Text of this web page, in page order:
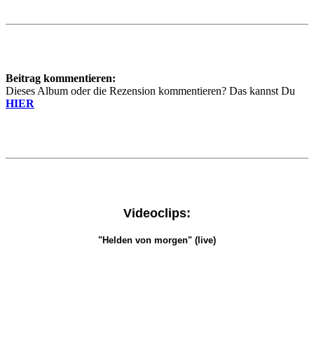
Beitrag kommentieren:
Dieses Album oder die Rezension kommentieren? Das kannst Du
HIER
Videoclips:
"Helden von morgen" (live)